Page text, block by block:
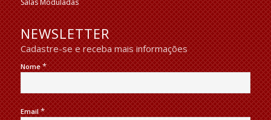
NEWSLETTER
Cadastre-se e receba mais informações
Nome*
Email*